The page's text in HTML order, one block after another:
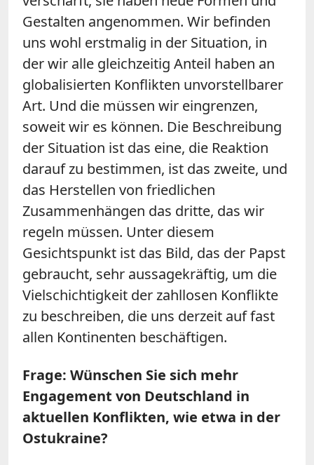
Gestalten angenommen. Wir befinden
uns wohl erstmalig in der Situation, in
der wir alle gleichzeitig Anteil haben an
globalisierten Konflikten unvorstellbarer
Art. Und die müssen wir eingrenzen,
soweit wir es können. Die Beschreibung
der Situation ist das eine, die Reaktion
darauf zu bestimmen, ist das zweite, und
das Herstellen von friedlichen
Zusammenhängen das dritte, das wir
regeln müssen. Unter diesem
Gesichtspunkt ist das Bild, das der Papst
gebraucht, sehr aussagekräftig, um die
Vielschichtigkeit der zahllosen Konflikte
zu beschreiben, die uns derzeit auf fast
allen Kontinenten beschäftigen.
Frage: Wünschen Sie sich mehr
Engagement von Deutschland in
aktuellen Konflikten, wie etwa in der
Ostukraine?